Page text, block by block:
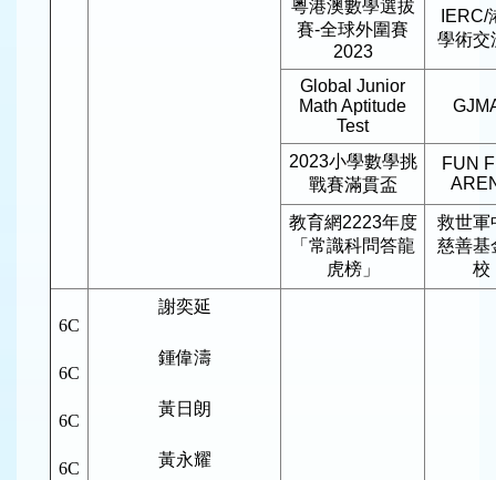
粵港澳數學選拔
賽-全球外圍賽
2023
IERC/
學術交
Global Junior
Math Aptitude
Test
2023小學數學挑
戰賽滿貫盃
FUN
教育網2223年度
「常識科問答龍
虎榜」
救世軍
慈善基
校
6C
6C
6C
6C
謝奕延
鍾偉濤
黃日朗
黃永耀